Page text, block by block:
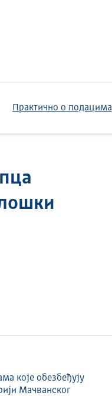
Практично о подацима
које обезбеђују
Мачванског